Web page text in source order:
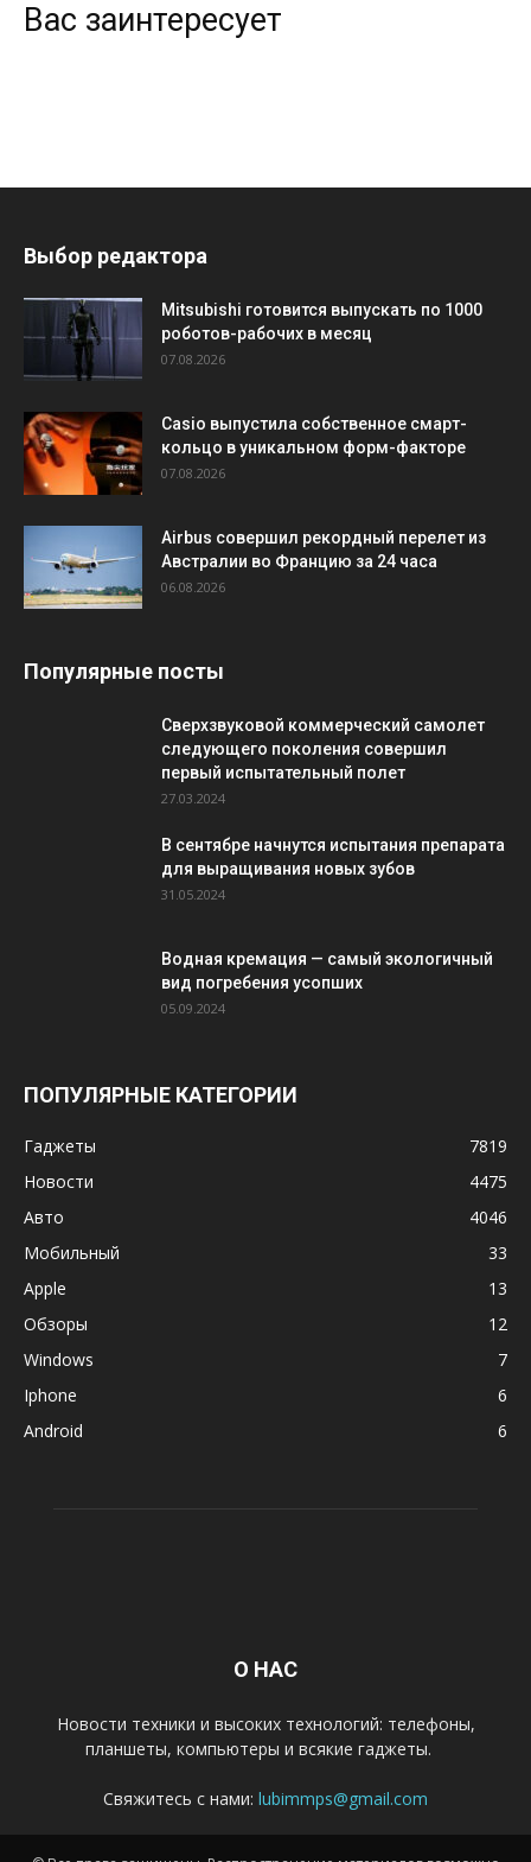
Вас заинтересует
Выбор редактора
Mitsubishi готовится выпускать по 1000
роботов-рабочих в месяц
07.08.2026
Casio выпустила собственное смарт-
кольцо в уникальном форм-факторе
07.08.2026
Airbus совершил рекордный перелет из
Австралии во Францию за 24 часа
06.08.2026
Популярные посты
Сверхзвуковой коммерческий самолет
следующего поколения совершил
первый испытательный полет
27.03.2024
В сентябре начнутся испытания препарата
для выращивания новых зубов
31.05.2024
Водная кремация — самый экологичный
вид погребения усопших
05.09.2024
ПОПУЛЯРНЫЕ КАТЕГОРИИ
Гаджеты
7819
Новости
4475
Авто
4046
Мобильный
33
Apple
13
Обзоры
12
Windows
7
Iphone
6
Android
6
О НАС
Новости техники и высоких технологий: телефоны,
планшеты, компьютеры и всякие гаджеты.
Свяжитесь с нами: lubimmps@gmail.com